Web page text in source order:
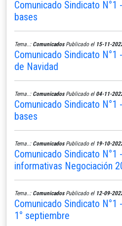
Comunicado Sindicato N°1
bases
Tema..: ComunicadosPublicado el 15-11-
Comunicado Sindicato N°1
de Navidad
Tema..: ComunicadosPublicado el 04-11-
Comunicado Sindicato N°1
bases
Tema..: ComunicadosPublicado el 19-10-
Comunicado Sindicato N°1
informativas Negociación
Tema..: ComunicadosPublicado el 12-09-
Comunicado Sindicato N°1
1° septiembre